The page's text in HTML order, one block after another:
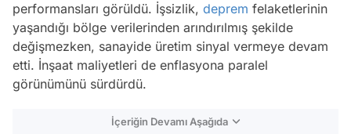
performansları görüldü. İşsizlik, deprem felaketlerinin
yaşandığı bölge verilerinden arındırılmış şekilde
değişmezken, sanayide üretim sinyal vermeye devam
etti. İnşaat maliyetleri de enflasyona paralel
görünümünü sürdürdü.
İçeriğin Devamı Aşağıda